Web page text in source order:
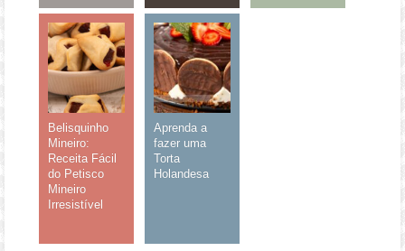
Belisquinho
Mineiro:
Receita Fácil
do Petisco
Mineiro
Irresistível
Aprenda a
fazer uma
Torta
Holandesa